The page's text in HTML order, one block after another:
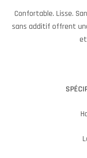
Confortable. Lisse.
sans additif offrent